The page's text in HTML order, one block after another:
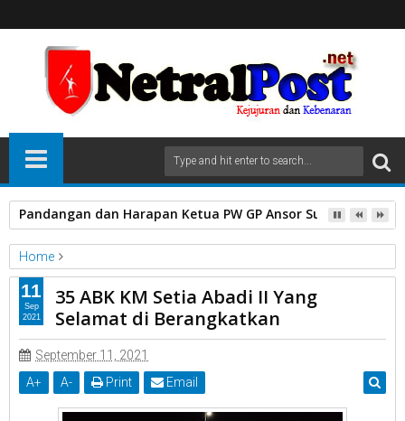
Pandangan dan Harapan Ketua PW GP Ansor Sumatera
Home
Kabupaten Nias
Sumatera Utara.
35 ABK KM Setia Abadi II Yang Selamat di Berangkatkan
35 ABK KM Setia Abadi II Yang
Selamat di Berangkatkan
September 11, 2021
A+ A- Print Email
11
Sep
2021